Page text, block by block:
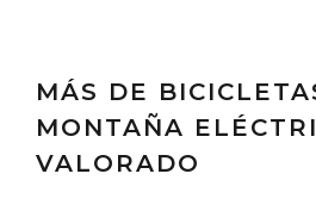
MÁS DE
MONTAÑA
VALORADO